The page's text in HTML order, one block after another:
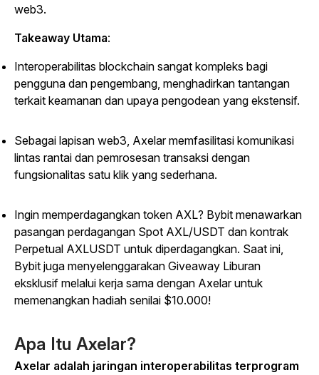
web3.
Takeaway Utama:
Interoperabilitas blockchain sangat kompleks bagi
pengguna dan pengembang, menghadirkan tantangan
terkait keamanan dan upaya pengodean yang ekstensif.
Sebagai lapisan web3, Axelar memfasilitasi komunikasi
lintas rantai dan pemrosesan transaksi dengan
fungsionalitas satu klik yang sederhana.
Ingin memperdagangkan token AXL? Bybit menawarkan
pasangan perdagangan Spot AXL/USDT dan kontrak
Perpetual AXLUSDT untuk diperdagangkan. Saat ini,
Bybit juga menyelenggarakan Giveaway Liburan
eksklusif melalui kerja sama dengan Axelar untuk
memenangkan hadiah senilai $10.000!
Apa Itu Axelar?
Axelar adalah jaringan interoperabilitas terprogram